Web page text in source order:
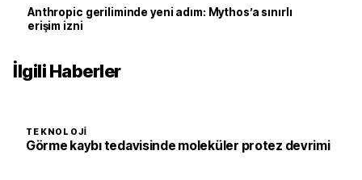
Anthropic geriliminde yeni adım: Mythos’a sınırlı
erişim izni
İlgili Haberler
TEKNOLOJI
Görme kaybı tedavisinde moleküler protez devrimi